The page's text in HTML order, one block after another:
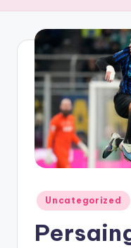
portal
olahraga
terupdate.
Posted
in
Uncategorized